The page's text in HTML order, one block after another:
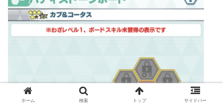
ホーム 検索 トップ サイドバー